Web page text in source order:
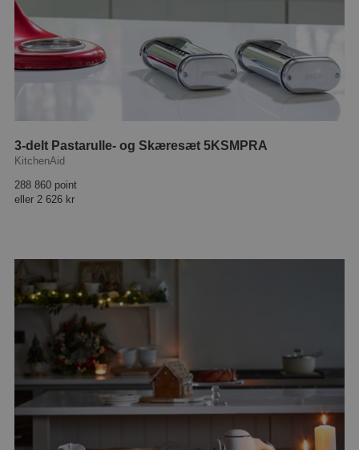
3-delt Pastarulle- og Skæresæt 5KSMPRA
KitchenAid
288 860 point
eller 2 626 kr